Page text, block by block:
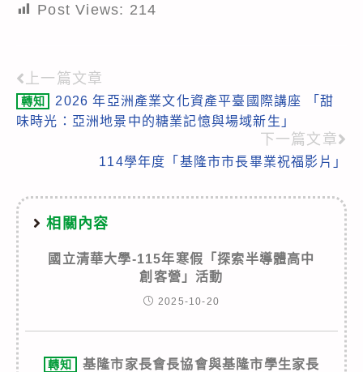
Post Views: 214
Read
more
上一篇文章
轉知
2026 年亞洲產業文化資產平臺國際講座 「甜
味時光：亞洲地景中的糖業記憶與場域新生」
下一篇文章
114學年度「基隆市市長畢業祝福影片」
相關內容
國立清華大學-115年寒假「探索半導體高中
創客營」活動
2025-10-20
轉知
基隆市家長會長協會與基隆市學生家長